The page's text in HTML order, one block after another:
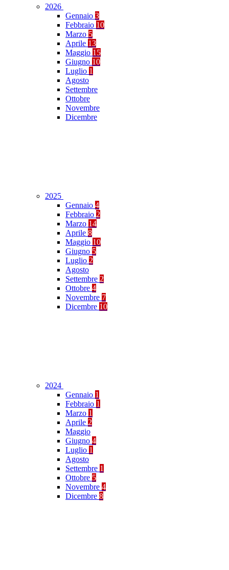
2026
Gennaio 3
Febbraio 10
Marzo 5
Aprile 13
Maggio 15
Giugno 10
Luglio 1
Agosto
Settembre
Ottobre
Novembre
Dicembre
2025
Gennaio 4
Febbraio 2
Marzo 14
Aprile 8
Maggio 10
Giugno 5
Luglio 2
Agosto
Settembre 2
Ottobre 4
Novembre 7
Dicembre 10
2024
Gennaio 1
Febbraio 1
Marzo 1
Aprile 2
Maggio
Giugno 4
Luglio 1
Agosto
Settembre 1
Ottobre 5
Novembre 4
Dicembre 8